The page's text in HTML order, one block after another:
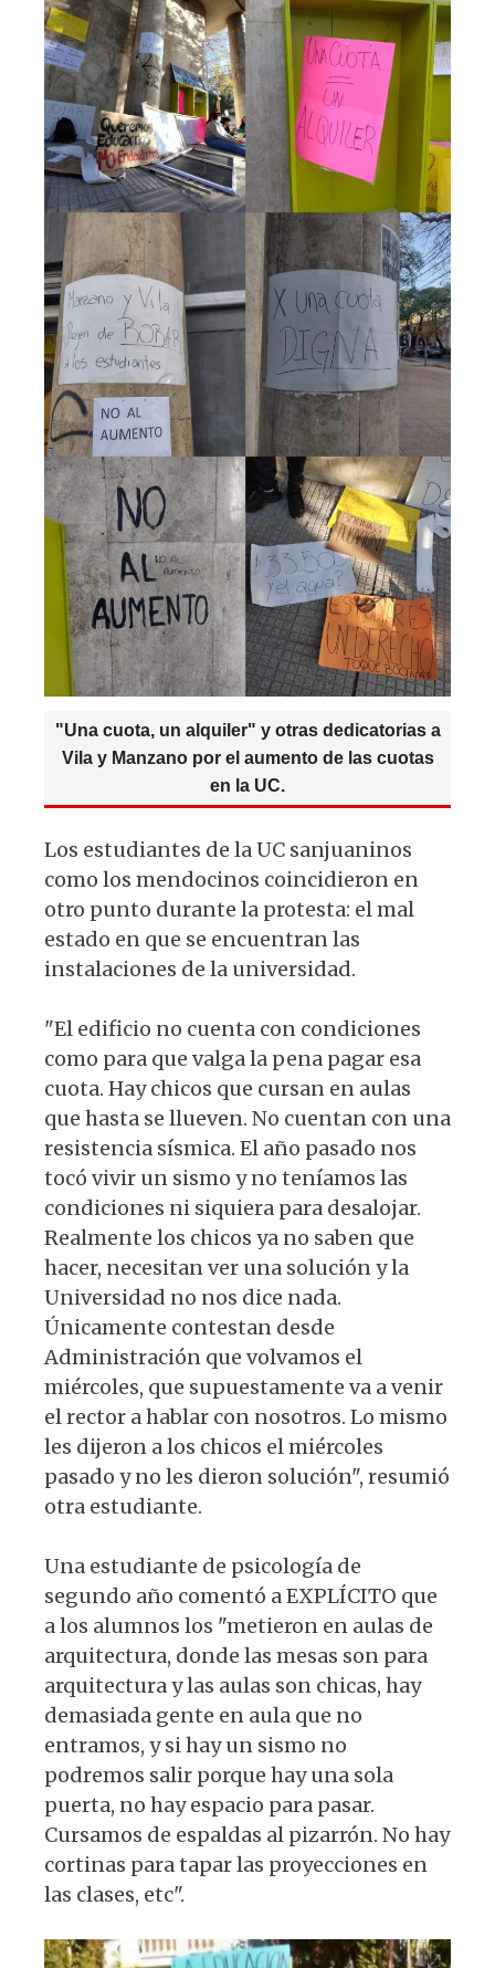
"Una cuota, un alquiler" y otras dedicatorias a
Vila y Manzano por el aumento de las cuotas
en la UC.
Los estudiantes de la UC sanjuaninos
como los mendocinos coincidieron en
otro punto durante la protesta: el mal
estado en que se encuentran las
instalaciones de la universidad.
"El edificio no cuenta con condiciones
como para que valga la pena pagar esa
cuota. Hay chicos que cursan en aulas
que hasta se llueven. No cuentan con una
resistencia sísmica. El año pasado nos
tocó vivir un sismo y no teníamos las
condiciones ni siquiera para desalojar.
Realmente los chicos ya no saben que
hacer, necesitan ver una solución y la
Universidad no nos dice nada.
Únicamente contestan desde
Administración que volvamos el
miércoles, que supuestamente va a venir
el rector a hablar con nosotros. Lo mismo
les dijeron a los chicos el miércoles
pasado y no les dieron solución", resumió
otra estudiante.
Una estudiante de psicología de
segundo año comentó a EXPLÍCITO que
a los alumnos los "metieron en aulas de
arquitectura, donde las mesas son para
arquitectura y las aulas son chicas, hay
demasiada gente en aula que no
entramos, y si hay un sismo no
podremos salir porque hay una sola
puerta, no hay espacio para pasar.
Cursamos de espaldas al pizarrón. No hay
cortinas para tapar las proyecciones en
las clases, etc".